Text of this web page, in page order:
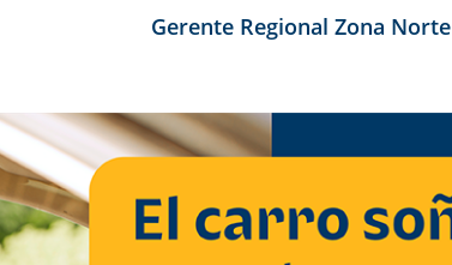
Gerente Regional Zona Norte